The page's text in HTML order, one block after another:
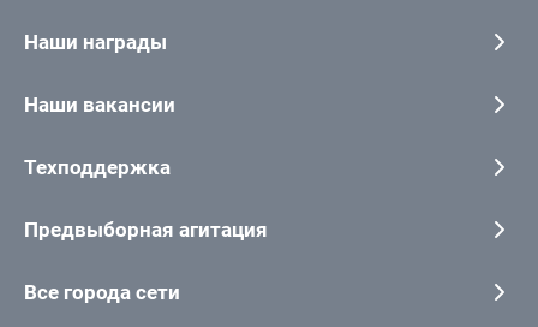
Наши награды
Наши вакансии
Техподдержка
Предвыборная агитация
Все города сети